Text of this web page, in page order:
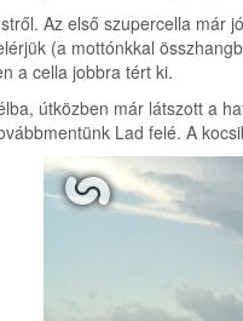
Az első szupercella már
(a mottónkkal
a cella jobbra tért ki.
útközben már látszott a
Lad felé. A